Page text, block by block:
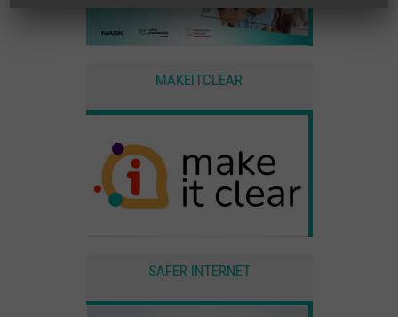
MAKEITCLEAR
SAFER INTERNET
języka strony
Statystyczne
Pliki Cookies od zewnętrznych dostawców usług takich jak filmy